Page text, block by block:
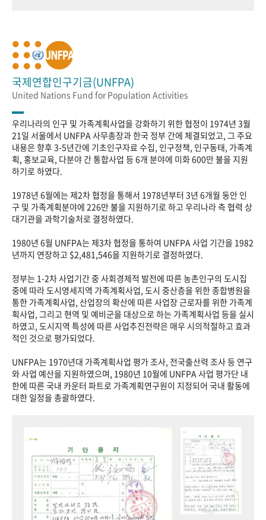
국제연합인구기금(UNFPA)
United Nations Fund for Population Activities
우리나라의 인구 및 가족계획사업을 강화하기 위한 협정이 1974년 3월
21일 서울에서 UNFPA 사무총장과 한국 정부 간에 체결되었고, 그 주요
내용은 향후 3-5년간에 기초인구자료 수집, 인구정책, 인구동태, 가족계
획, 홍보교육, 다분야 간 통합사업 등 6개 분야에 미화 600만 불을 지원
하기로 하였다.
1978년 6월에는 제2차 협정을 통해서 1978년부터 3년 6개월 동안 인
구 및 가족계획분야에 226만 불을 지원하기로 하고 우리나라 측 협력 상
대기관을 과학기술처로 결정하였다.
1980년 6월 UNFPA는 제3차 협정을 통하여 UNFPA 사업 기간을 1982
년까지 연장하고 $2,481,546을 지원하기로 결정하였다.
정부는 1-2차 사업기간 중 사회경제적 발전에 따른 농촌인구의 도시집
중에 따라 도시영세지역 가족계획사업, 도시 중산층을 위한 종합병원을
통한 가족계획사업, 산업장의 확산에 따른 사업장 근로자를 위한 가족계
획사업, 그리고 현역 및 예비군을 대상으로 하는 가족계획사업 등을 실시
하였고, 도시지역 특성에 따른 사업추진전략은 매우 시의적절하고 효과
적인 것으로 평가되었다.
UNFPA는 1970년대 가족계획사업 평가 조사, 전국출산력 조사 등 연구
와 사업 예산을 지원하였으며, 1980년 10월에 UNFPA 사업 평가단 내
한에 따른 국내 카운터 파트로 가족계획연구원이 지정되어 국내 활동에
대한 일정을 총괄하였다.